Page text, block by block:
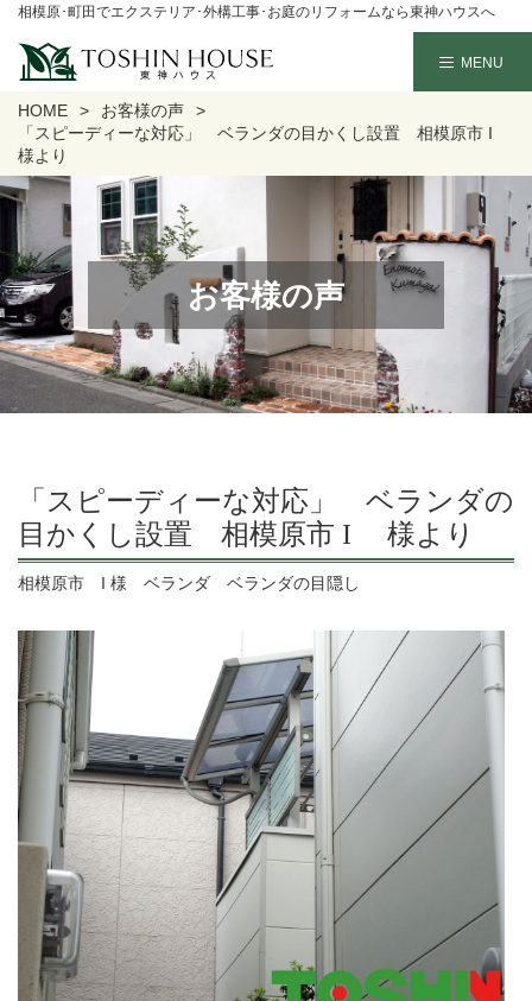
相模原･町田でエクステリア･外構工事･お庭のリフォームなら東神ハウスへ
HOME
お客様の声
「スピーディーな対応」 ベランダの目かくし設置 相模原市 I
様より
お客様の声
「スピーディーな対応」 ベランダの
目かくし設置 相模原市 I 様より
相模原市 I 様 ベランダ ベランダの目隠し